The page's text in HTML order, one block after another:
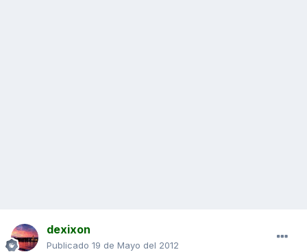
dexixon
Publicado 19 de Mayo del 2012